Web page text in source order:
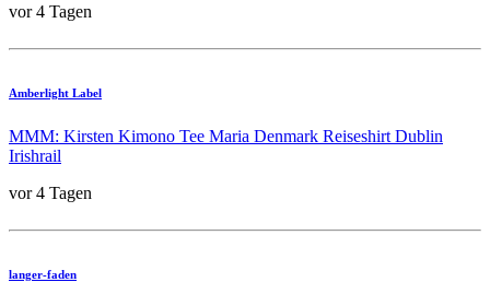
vor 4 Tagen
Amberlight Label
MMM: Kirsten Kimono Tee Maria Denmark Reiseshirt Dublin
Irishrail
vor 4 Tagen
langer-faden